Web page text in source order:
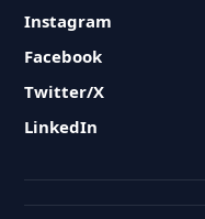
Instagram
Facebook
Twitter/X
LinkedIn